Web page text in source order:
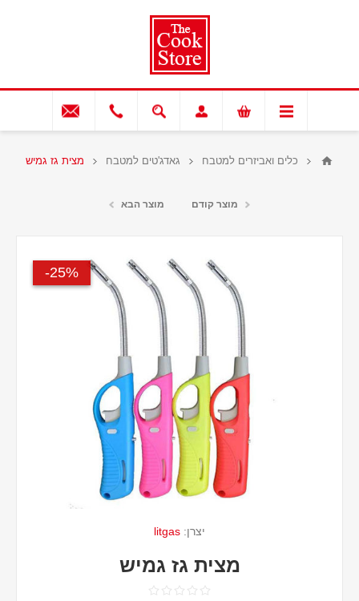
כלים ואביזרים למטבח גאדג'טים למטבח מצית גז גמיש
מוצר קודם מוצר הבא
25%-
יצרן: litgas
מצית גז גמיש